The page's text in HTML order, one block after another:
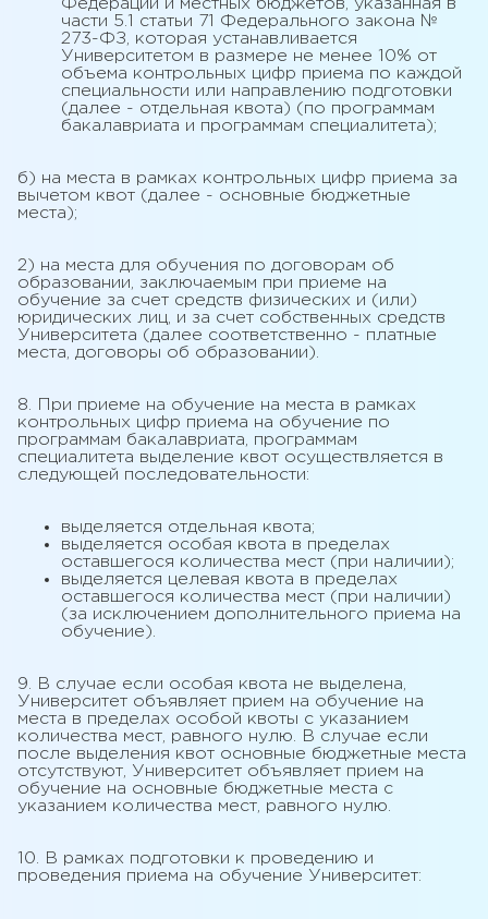
Федерации и местных бюджетов, указанная в
части 5.1 статьи 71 Федерального закона №
273-ФЗ, которая устанавливается
Университетом в размере не менее 10% от
объема контрольных цифр приема по каждой
специальности или направлению подготовки
(далее - отдельная квота) (по программам
бакалавриата и программам специалитета);
б) на места в рамках контрольных цифр приема за
вычетом квот (далее - основные бюджетные
места);
2) на места для обучения по договорам об
образовании, заключаемым при приеме на
обучение за счет средств физических и (или)
юридических лиц, и за счет собственных средств
Университета (далее соответственно - платные
места, договоры об образовании).
8. При приеме на обучение на места в рамках
контрольных цифр приема на обучение по
программам бакалавриата, программам
специалитета выделение квот осуществляется в
следующей последовательности:
выделяется отдельная квота;
выделяется особая квота в пределах
оставшегося количества мест (при наличии);
выделяется целевая квота в пределах
оставшегося количества мест (при наличии)
(за исключением дополнительного приема на
обучение).
9. В случае если особая квота не выделена,
Университет объявляет прием на обучение на
места в пределах особой квоты с указанием
количества мест, равного нулю. В случае если
после выделения квот основные бюджетные места
отсутствуют, Университет объявляет прием на
обучение на основные бюджетные места с
указанием количества мест, равного нулю.
10. В рамках подготовки к проведению и
проведения приема на обучение Университет: